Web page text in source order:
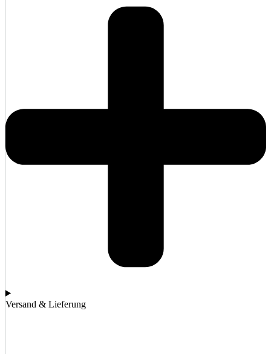
Versand & Lieferung